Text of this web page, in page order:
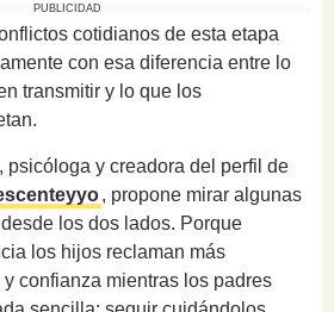
PUBLICIDAD
cotidianos de esta etapa
con esa diferencia entre lo
transmitir y lo que los
, psicóloga y creadora del perfil de
, propone mirar algunas
los dos lados. Porque
los hijos reclaman más
confianza mientras los padres